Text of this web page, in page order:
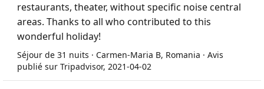
restaurants, theater, without specific noise central
areas. Thanks to all who contributed to this
wonderful holiday!
Séjour de 31 nuits · Carmen-Maria B, Romania · Avis
publié sur Tripadvisor, 2021-04-02